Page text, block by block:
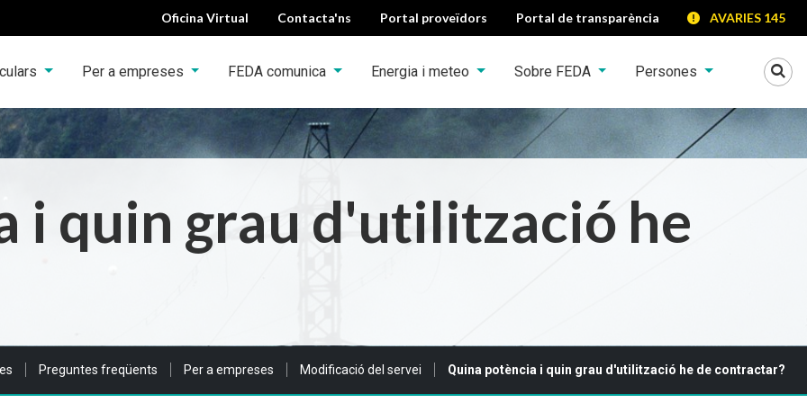
Oficina Virtual Contacta'ns Portal proveïdors Portal de transparència AVARIES 145
Per a empreses FEDA comunica Energia i meteo Sobre FEDA Persones
i quin grau d'utilització he
Preguntes freqüents Per a empreses Modificació del servei Quina potència i quin grau d'utilització he de contractar?